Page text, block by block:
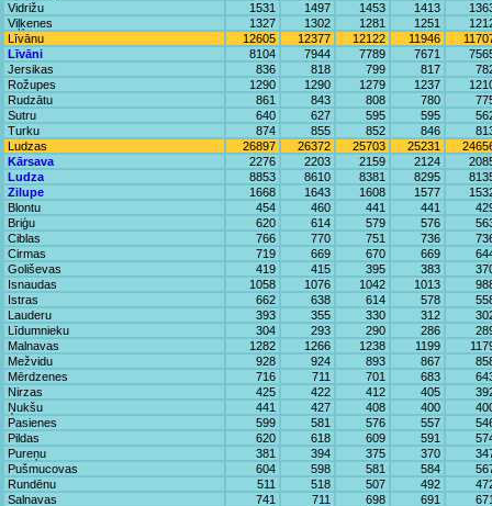
Vidrižu
1531 1497 1453 1413
Viļķenes
1327 1302 1281 1251
Līvānu
12605 12377 12122 11946
Līvāni
8104 7944 7789 7671
Jersikas
836 818 799 817
Rožupes
1290 1290 1279 1237
Rudzātu
861 843 808 780
Sutru
640 627 595 595
Turku
874 855 852 846
Ludzas
26897 26372 25703 25231
Kārsava
2276 2203 2159 2124
Ludza
8853 8610 8381 8295
Zilupe
1668 1643 1608 1577
Blontu
454 460 441 441
Briģu
620 614 579 576
Ciblas
766 770 751 736
Cirmas
719 669 670 669
Goliševas
419 415 395 383
Isnaudas
1058 1076 1042 1013
Istras
662 638 614 578
Lauderu
393 355 330 312
Līdumnieku
304 293 290 286
Malnavas
1282 1266 1238 1199
Mežvidu
928 924 893 867
Mērdzenes
716 711 701 683
Nirzas
425 422 412 405
Ņukšu
441 427 408 400
Pasienes
599 581 576 557
Pildas
620 618 609 591
Pureņu
381 394 375 370
Pušmucovas
604 598 581 584
Rundēnu
511 518 507 492
Salnavas
741 711 698 691